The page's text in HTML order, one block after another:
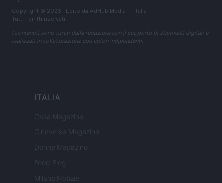
Copyright © 2026 · Edito da AdHub Media — Italia
Tutti i diritti riservati
I contenuti sono curati dalla redazione con il supporto di strumenti digitali e
realizzati in collaborazione con autori indipendenti.
ITALIA
Casa Magazine
Cineverse Magazine
Donne Magazine
Food Blog
Milano Notizie